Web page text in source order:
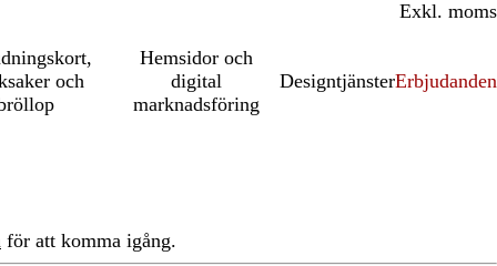
Inkl. moms
Exkl. moms
och
Hemsidor och
digital
marknadsföring
DesigntjänsterErbjudanden
för att komma igång.